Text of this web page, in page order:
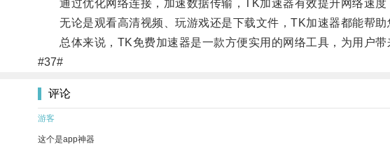
通过优化网络连接，加速数据传输，TK加速器有效提升网络速度
无论是观看高清视频、玩游戏还是下载文件，TK加速器都能帮助
总体来说，TK免费加速器是一款方便实用的网络工具，为用户带
#37#
评论
游客
这个是app神器